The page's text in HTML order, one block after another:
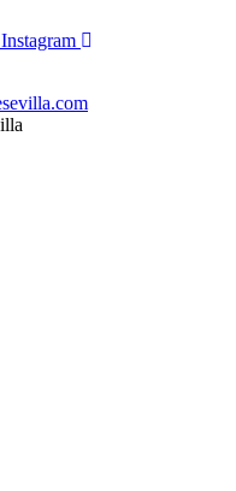
Instagram